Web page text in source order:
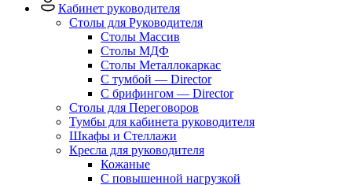
Кабинет руководителя
Столы для Руководителя
Столы Массив
Столы МДФ
Столы Металлокаркас
С тумбой — Director
C брифингом — Director
Столы для Переговоров
Тумбы для кабинета руководителя
Шкафы и Стеллажи
Кресла для руководителя
Кожаные
С повышенной нагрузкой